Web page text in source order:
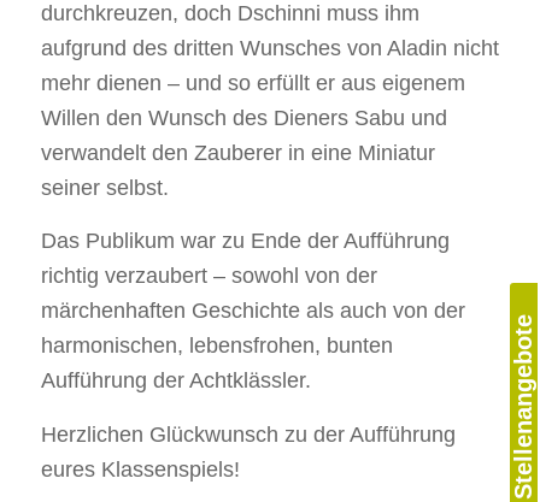
Stellenangebote
durchkreuzen, doch Dschinni muss ihm
aufgrund des dritten Wunsches von Aladin nicht
mehr dienen – und so erfüllt er aus eigenem
Willen den Wunsch des Dieners Sabu und
verwandelt den Zauberer in eine Miniatur
seiner selbst.
Das Publikum war zu Ende der Aufführung
richtig verzaubert – sowohl von der
märchenhaften Geschichte als auch von der
harmonischen, lebensfrohen, bunten
Aufführung der Achtklässler.
Herzlichen Glückwunsch zu der Aufführung
eures Klassenspiels!